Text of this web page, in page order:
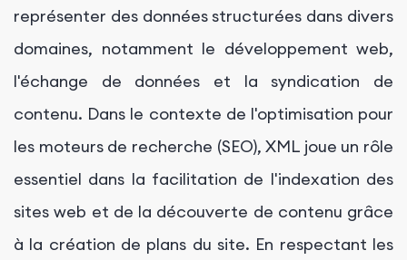
représenter des données structurées dans divers
domaines, notamment le développement web,
l'échange de données et la syndication de
contenu. Dans le contexte de l'optimisation pour
les moteurs de recherche (SEO), XML joue un rôle
essentiel dans la facilitation de l'indexation des
sites web et de la découverte de contenu grâce
à la création de plans du site. En respectant les